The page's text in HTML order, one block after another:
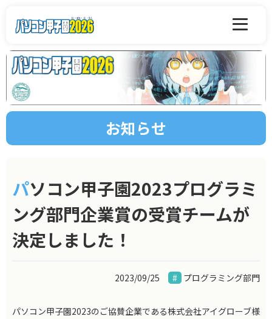
お知らせ
パソコン甲子園2023プログラミ
ング部門企業賞の受賞チームが
決定しました！
2023/09/25 プログラミング部門
パソコン甲子園2023のご協賛企業である株式会社アイグローブ様